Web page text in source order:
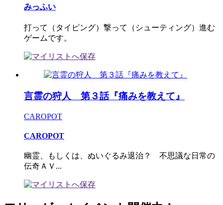
みっふい
打って（タイピング）撃って（シューティング）進む
ゲームです。
言霊の狩人 第３話『痛みを教えて』
CAROPOT
CAROPOT
幽霊、もしくは、ぬいぐるみ退治？ 不思議な日常の
伝奇ＡＶ...